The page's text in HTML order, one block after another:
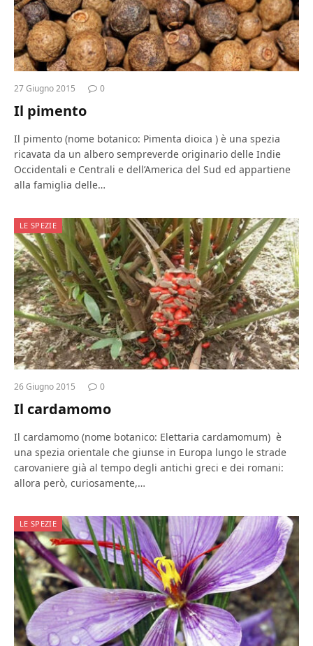
27 Giugno 2015 0
Il pimento
Il pimento (nome botanico: Pimenta dioica ) è una spezia
ricavata da un albero sempreverde originario delle Indie
Occidentali e Centrali e dell’America del Sud ed appartiene
alla famiglia delle…
LE SPEZIE
26 Giugno 2015 0
Il cardamomo
Il cardamomo (nome botanico: Elettaria cardamomum) è
una spezia orientale che giunse in Europa lungo le strade
carovaniere già al tempo degli antichi greci e dei romani:
allora però, curiosamente,…
LE SPEZIE